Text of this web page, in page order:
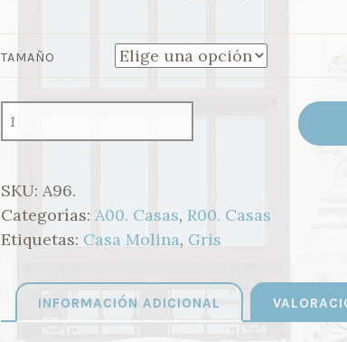
hasta
30,00 €
TAMAÑO
CASA
CANTIDAD
SKU: A96.
Categorías: A00. Casas, R00. Casas
Etiquetas: Casa Molina, Gris
INFORMACIÓN ADICIONAL